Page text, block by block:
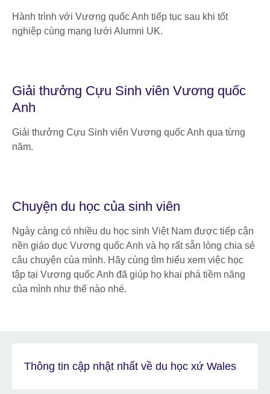
Hành trình với Vương quốc Anh tiếp tục sau khi tốt
nghiệp cùng mạng lưới Alumni UK.
Giải thưởng Cựu Sinh viên Vương quốc
Anh
Giải thưởng Cựu Sinh viên Vương quốc Anh qua từng
năm.
Chuyện du học của sinh viên
Ngày càng có nhiều du học sinh Việt Nam được tiếp cận
nền giáo dục Vương quốc Anh và họ rất sẵn lòng chia sẻ
câu chuyện của mình. Hãy cùng tìm hiểu xem việc học
tập tại Vương quốc Anh đã giúp họ khai phá tiềm năng
của mình như thế nào nhé.
Thông tin cập nhật nhất về du học xứ Wales